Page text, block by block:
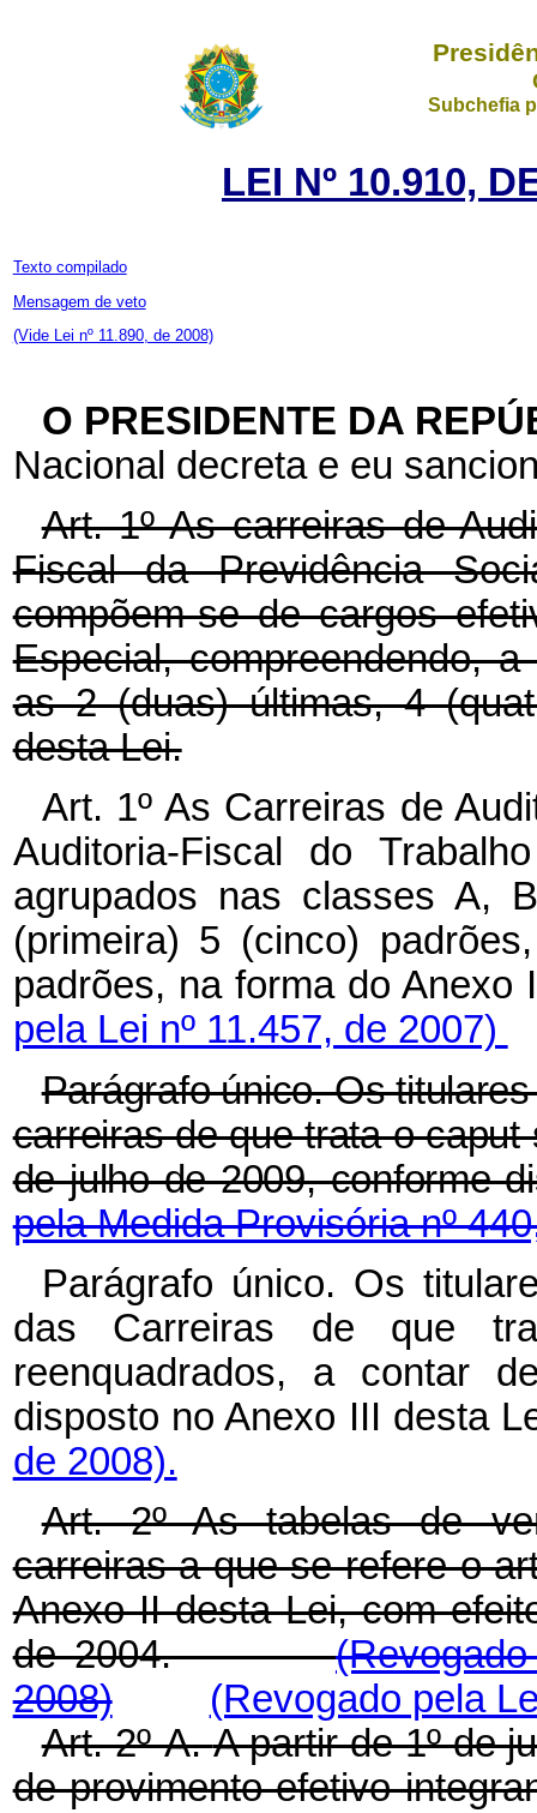
Subchefia
LEI Nº 10.910,
Texto compilado
Mensagem de veto
(Vide Lei nº 11.890, de 2008)
O PRESIDENTE DA
Nacional decreta e eu
Art. 1º As carreiras de
Fiscal da Previdência
compõem-se de cargos
Especial, compreendendo,
as 2 (duas) últimas, 4
desta Lei.
Art. 1º As Carreiras de
Auditoria-Fiscal do
agrupados nas classes A,
(primeira) 5 (cinco)
padrões, na forma do Anexo
pela Lei nº 11.457, de 2007)
Parágrafo único. Os
carreiras de que trata o caput
de julho de 2009,
pela Medida Provisória nº
Parágrafo único. Os
das Carreiras de que
reenquadrados, a contar
disposto no Anexo III
de 2008).
Art. 2º As tabelas de
carreiras a que se refere o
Anexo II desta Lei, com
de 2004.
2008)
(Revogado pela
Art. 2º-A.A partir de 1º de
de provimento efetivo